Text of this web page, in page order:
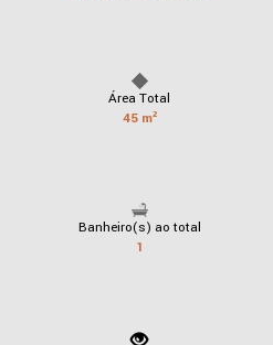
Área Total
45 m²
Banheiro(s) ao total
1